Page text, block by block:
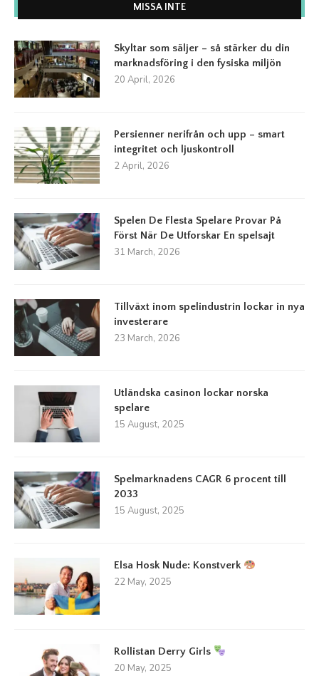
MISSA INTE
Skyltar som säljer – så stärker du din
marknadsföring i den fysiska miljön
20 April, 2026
Persienner nerifrån och upp – smart
integritet och ljuskontroll
2 April, 2026
Spelen De Flesta Spelare Provar På
Först När De Utforskar En spelsajt
31 March, 2026
Tillväxt inom spelindustrin lockar in nya
investerare
23 March, 2026
Utländska casinon lockar norska
spelare
15 August, 2025
Spelmarknadens CAGR 6 procent till
2033
15 August, 2025
Elsa Hosk Nude: Konstverk
22 May, 2025
Rollistan Derry Girls
20 May, 2025